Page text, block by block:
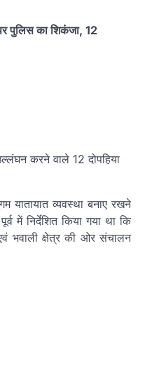
पुलिस का शिकंजा, 12
करने वाले 12 दोपहिया
यातायात व्यवस्था बनाए रखने
में निर्देशित किया गया था कि
भवाली क्षेत्र की ओर संचालन